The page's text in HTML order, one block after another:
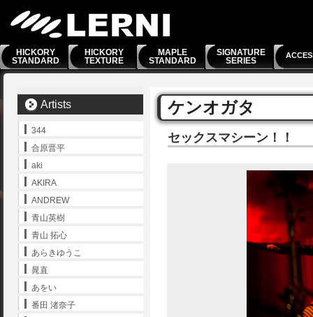
HICKORY
STANDARD
HICKORY
TEXTURE
MAPLE
STANDARD
SIGNATURE
SERIES
ケンオガタ
セックスマシーン！！
Artists
344
合原晋平
aki
AKIRA
ANDREW
青山英樹
青山 拓心
あらきゆうこ
晁直
あをい
番田 渚奈子